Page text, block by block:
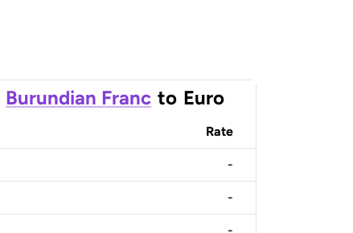
Burundian Franc to Euro
Rate
-
-